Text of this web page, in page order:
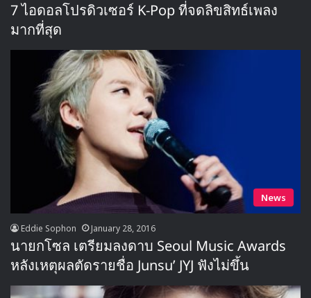
7 ไอดอลโปรดิวเซอร์ K-Pop ที่จดลิขสิทธ์เพลง
มากที่สุด
News
Eddie Sophon January 28, 2016
นายกโซล เตรียมลงดาบ Seoul Music Awards
หลังเหตุผลตัดรายชื่อ Junsu’ JYJ ฟังไม่ขึ้น